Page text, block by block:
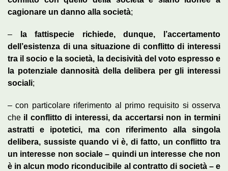
cagionare un danno alla società;
–
la fattispecie richiede, dunque, l’accertamento
dell’esistenza di una situazione di conflitto di interessi
tra il socio e la società, la decisività del voto espresso e
la potenziale dannosità della delibera per gli interessi
sociali;
– con particolare riferimento al primo requisito si osserva
che il conflitto di interessi, da accertarsi non in termini
astratti e ipotetici, ma con riferimento alla singola
delibera, sussiste quando vi è, di fatto, un conflitto tra
un interesse non sociale – quindi un interesse che non
è in alcun modo riconducibile al contratto di società – e